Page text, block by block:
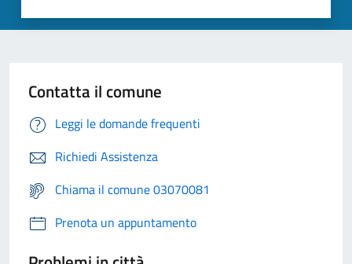
Contatta il comune
Leggi le domande frequenti
Richiedi Assistenza
Chiama il comune 03070081
Prenota un appuntamento